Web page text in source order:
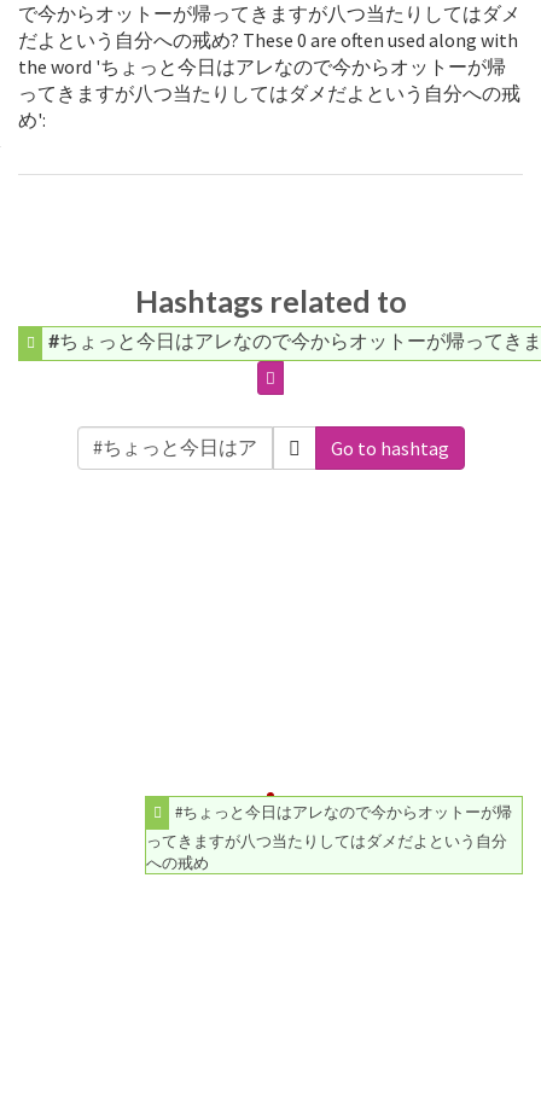
で今からオットーが帰ってきますが八つ当たりしてはダメ
だよという自分への戒め? These 0 are often used along with
the word 'ちょっと今日はアレなので今からオットーが帰
ってきますが八つ当たりしてはダメだよという自分への戒
め':
Hashtags related to
#ちょっと今日はアレなので今からオットーが帰ってき
Go to hashtag
#ちょっと今日はアレなので今からオットーが帰
ってきますが八つ当たりしてはダメだよという自分
への戒め